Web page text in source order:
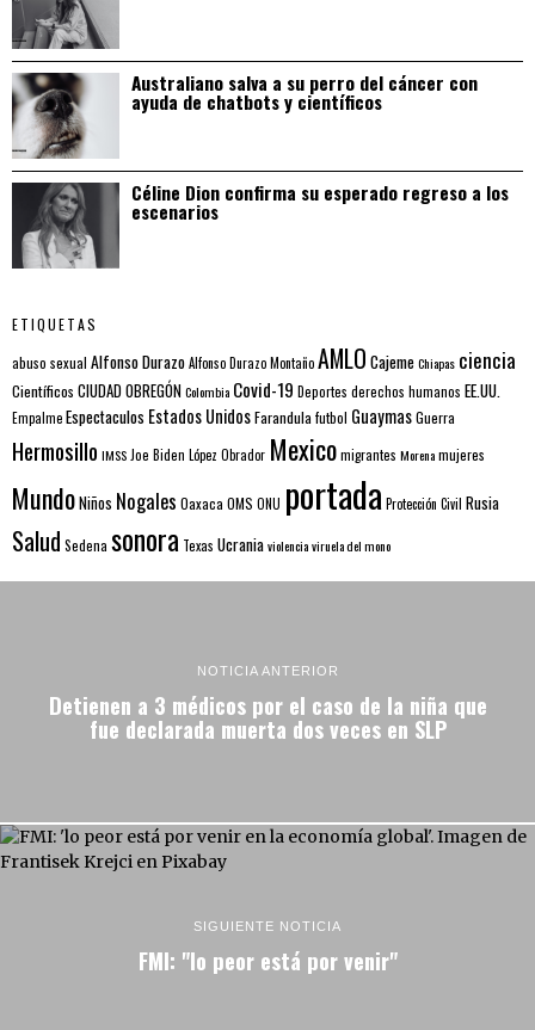
Australiano salva a su perro del cáncer con
ayuda de chatbots y científicos
Céline Dion confirma su esperado regreso a los
escenarios
ETIQUETAS
abuso sexual Alfonso DurazoAlfonso Durazo MontañoAMLO CajemeChiapas ciencia
Científicos CIUDAD OBREGÓNColombia Covid-19 Deportes derechos humanos EE.UU.
EmpalmeEspectaculos Estados UnidosFarandulafutbol GuaymasGuerra
Hermosillo IMSS Joe Biden López Obrador Mexicomigrantes Morenamujeres
MundoNiños Nogales Oaxaca OMS ONU portada Protección Civil Rusia
Salud Sedena sonora Texas Ucraniaviolenciaviruela del mono
NOTICIA ANTERIOR
Detienen a 3 médicos por el caso de la niña que
fue declarada muerta dos veces en SLP
SIGUIENTE NOTICIA
FMI: "lo peor está por venir"